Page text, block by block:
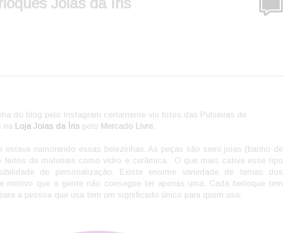
do blog pelo Instagram certamente viu fotos das Pulseiras de
na Loja Joias da Íris pelo Mercado Livre.
estava namorando essas belezinhas. As peças são semi joias (banho de
feitos de materiais como vidro e cerâmica. O que mais cativa esse tipo
de personalização. Existe enorme variedade de temas dos
motivo que a gente não consegue ter apenas uma. Cada berloque tem
a pessoa que usa tem um significado único para quem usa.